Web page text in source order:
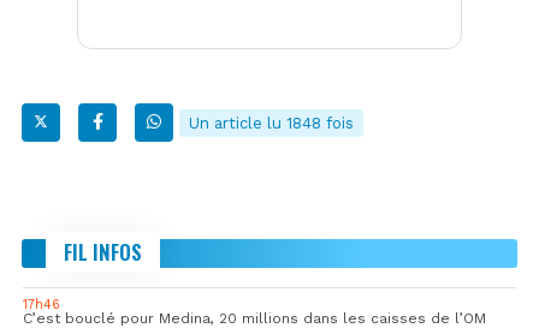
Un article lu 1848 fois
FIL INFOS
17h46
C’est bouclé pour Medina, 20 millions dans les caisses de l’OM